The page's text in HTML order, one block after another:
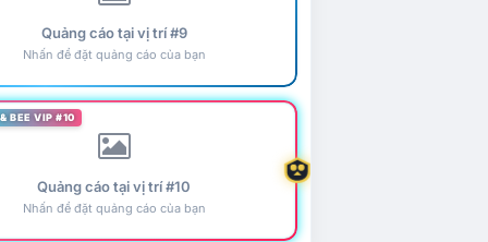
Quảng cáo tại vị trí #9
Nhấn để đặt quảng cáo của bạn
BEE VIP #10
Quảng cáo tại vị trí #10
Nhấn để đặt quảng cáo của bạn